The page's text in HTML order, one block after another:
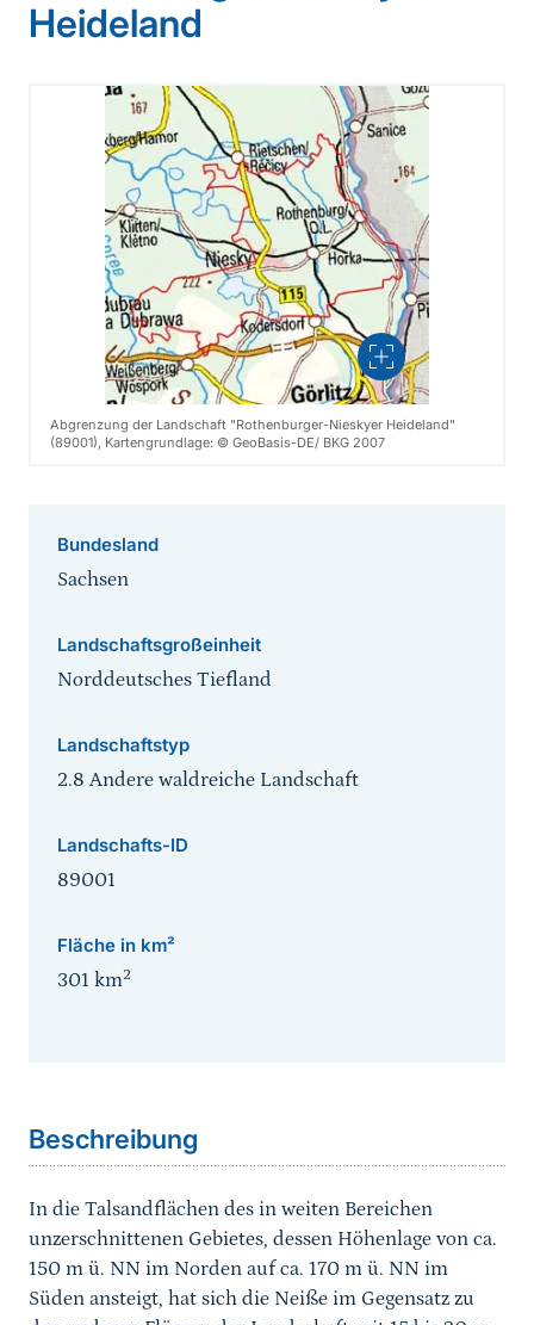
Heideland
Vergrößern
Abgrenzung der Landschaft "Rothenburger-Nieskyer Heideland"
(89001), Kartengrundlage: © GeoBasis-DE/ BKG 2007
Bundesland
Sachsen
Landschaftsgroßeinheit
Norddeutsches Tiefland
Landschaftstyp
2.8 Andere waldreiche Landschaft
Landschafts-ID
89001
Fläche in km²
301 km2
Beschreibung
In die Talsandflächen des in weiten Bereichen
unzerschnittenen Gebietes, dessen Höhenlage von ca.
150 m ü. NN im Norden auf ca. 170 m ü. NN im
Süden ansteigt, hat sich die Neiße im Gegensatz zu